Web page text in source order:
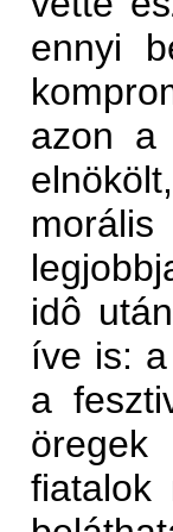
ennyi
azon a
idô
íve is:
a
fiatalok